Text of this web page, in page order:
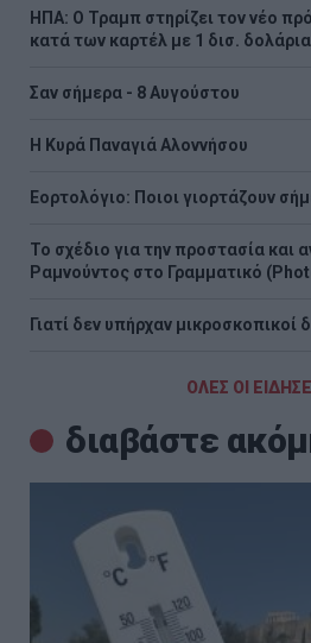
ΗΠΑ: Ο Τραμπ στηρίζει τον νέο
κατά των καρτέλ με 1 δισ. δολάρια
Σαν σήμερα - 8 Αυγούστου
H Κυρά Παναγιά Αλοννήσου
Εορτολόγιο: Ποιοι γιορτάζουν
Το σχέδιο για την προστασία και
Ραμνούντος στο Γραμματικό
Γιατί δεν υπήρχαν μικροσκοπικοί
ΟΛΕΣ ΟΙ
διαβάστε